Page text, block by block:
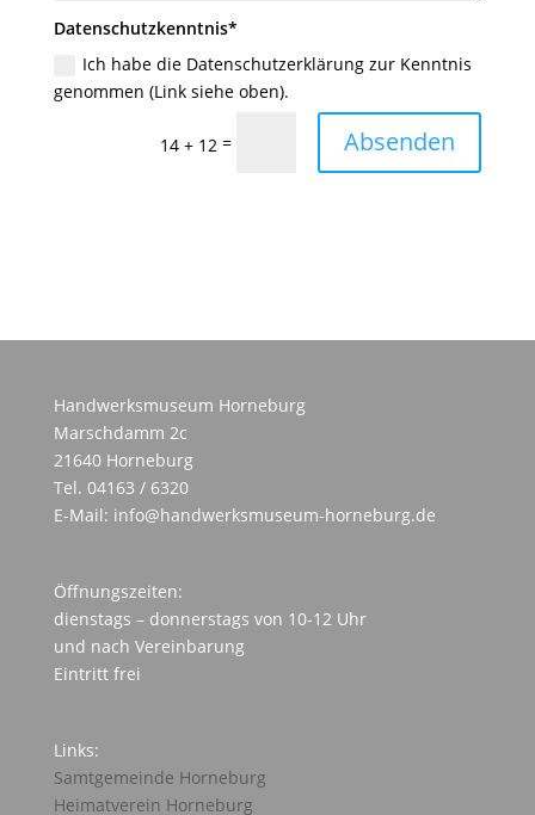
Datenschutzkenntnis*
Ich habe die Datenschutzerklärung zur Kenntnis
genommen (Link siehe oben).
14 + 12 = Absenden
Handwerksmuseum Horneburg
Marschdamm 2c
21640 Horneburg
Tel. 04163 / 6320
E-Mail: info@handwerksmuseum-horneburg.de
Öffnungszeiten:
dienstags – donnerstags von 10-12 Uhr
und nach Vereinbarung
Eintritt frei
Links:
Samtgemeinde Horneburg
Heimatverein Horneburg